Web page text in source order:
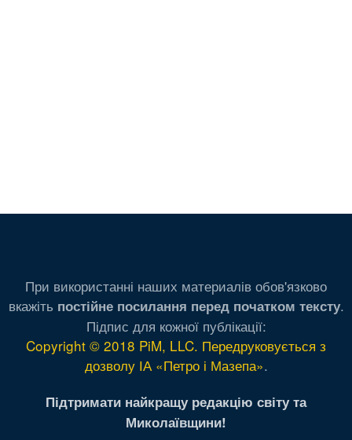
При використанні наших материалів обов'язково
вкажіть постійне посилання перед початком тексту.
Підпис для кожної публікації:
Copyright © 2018 PiM, LLC. Передруковується з
дозволу ІА «Петро і Мазепа».
Підтримати найкращу редакцію світу та
Миколаївщини!